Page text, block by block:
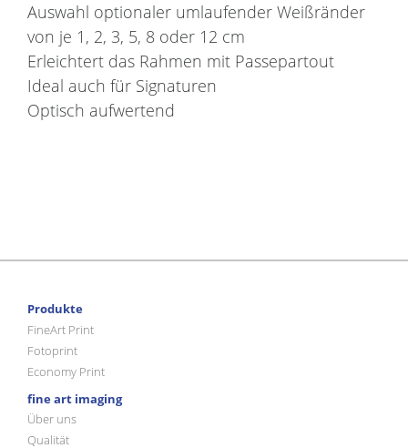
Auswahl optionaler umlaufender Weißränder
von je 1, 2, 3, 5, 8 oder 12 cm
Erleichtert das Rahmen mit Passepartout
Ideal auch für Signaturen
Optisch aufwertend
Produkte
FineArt Print
Fotoprint
Economy Print
fine art imaging
Über uns
Qualität